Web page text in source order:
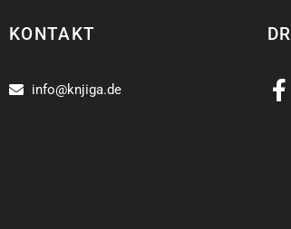
KONTAKT
info@knjiga.de